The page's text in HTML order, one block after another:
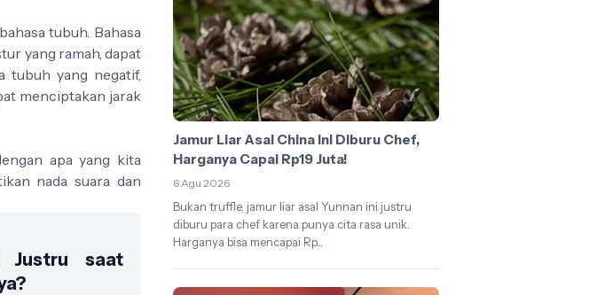
tubuh. Bahasa
yang ramah, dapat
tubuh yang negatif,
menciptakan jarak
apa yang kita
nada suara dan
Justru saat
Jamur Liar Asal China Ini Diburu Chef,
Harganya Capai Rp19 Juta!
6 Agu 2026
Bukan truffle, jamur liar asal Yunnan ini justru
diburu para chef karena punya cita rasa unik.
Harganya bisa mencapai Rp...